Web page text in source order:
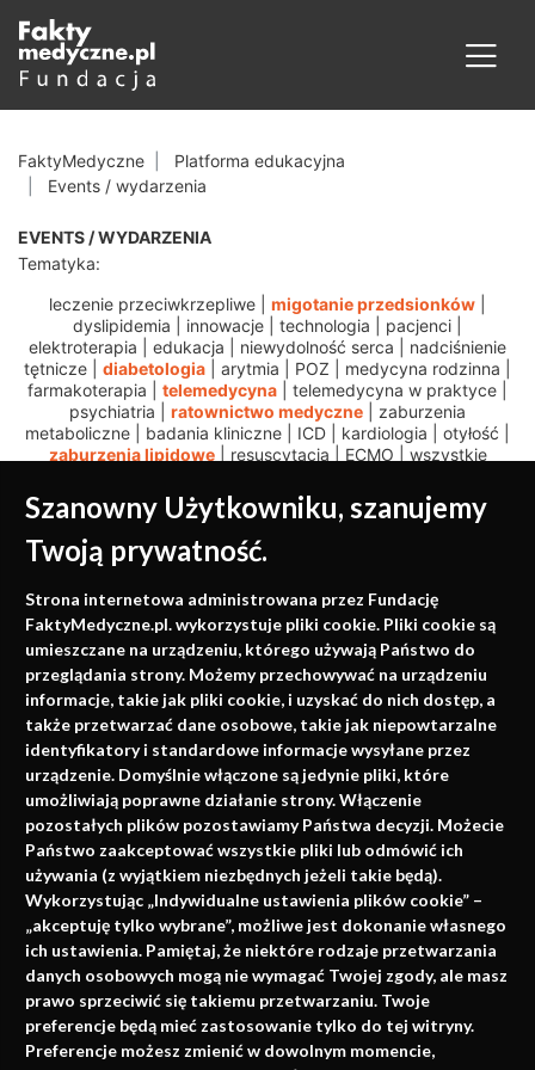
Szanowny Użytkowniku, szanujemy
Twoją prywatność.
Strona internetowa administrowana przez Fundację
FaktyMedyczne.pl. wykorzystuje pliki cookie. Pliki cookie są
umieszczane na urządzeniu, którego używają Państwo do
przeglądania strony. Możemy przechowywać na urządzeniu
informacje, takie jak pliki cookie, i uzyskać do nich dostęp, a
także przetwarzać dane osobowe, takie jak niepowtarzalne
identyfikatory i standardowe informacje wysyłane przez
urządzenie. Domyślnie włączone są jedynie pliki, które
umożliwiają poprawne działanie strony. Włączenie
pozostałych plików pozostawiamy Państwa decyzji. Możecie
Państwo zaakceptować wszystkie pliki lub odmówić ich
używania (z wyjątkiem niezbędnych jeżeli takie będą).
Wykorzystując „Indywidualne ustawienia plików cookie” –
„akceptuję tylko wybrane”, możliwe jest dokonanie własnego
ich ustawienia. Pamiętaj, że niektóre rodzaje przetwarzania
danych osobowych mogą nie wymagać Twojej zgody, ale masz
prawo sprzeciwić się takiemu przetwarzaniu. Twoje
preferencje będą mieć zastosowanie tylko do tej witryny.
Preferencje możesz zmienić w dowolnym momencie,
FaktyMedyczne
Platforma edukacyjna
Events / wydarzenia
EVENTS / WYDARZENIA
Tematyka:
leczenie przeciwkrzepliwe
migotanie przedsionków
dyslipidemia
innowacje technologia pacjenci
elektroterapia
edukacja niewydolność serca
nadciśnienie
tętnicze
diabetologia arytmia POZ medycyna rodzinna
farmakoterapia
telemedycyna telemedycyna w praktyce
psychiatria
ratownictwo medyczne
zaburzenia
metaboliczne
badania kliniczne ICD kardiologia otyłość
zaburzenia lipidowe| resuscytacja ECMO wszystkie
Medycyna oparta na
faktach
Konferencje, szkolenia, e-learning, wydawnictwo
Napisz do nas
info@faktymedyczne.pl
ul. Towarowa 2
43-460 Wisła